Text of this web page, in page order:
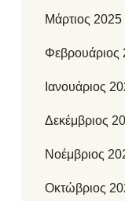
Μάρτιος 2025
Φεβρουάριος
Ιανουάριος
Δεκέμβριος
Νοέμβριος
Οκτώβριος